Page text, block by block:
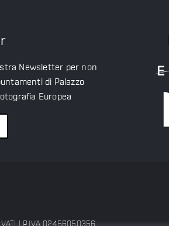
Newsletter per non
di Palazzo
Europea
| P.IVA 02456050356